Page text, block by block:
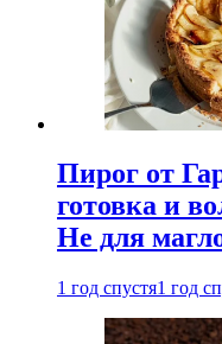
Пирог от
готовка и
Не для
1 год спустя1 год